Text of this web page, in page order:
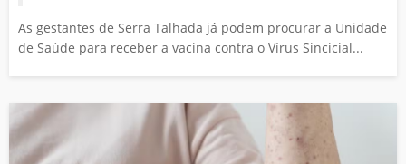
As gestantes de Serra Talhada já podem procurar a Unidade
de Saúde para receber a vacina contra o Vírus Sincicial...